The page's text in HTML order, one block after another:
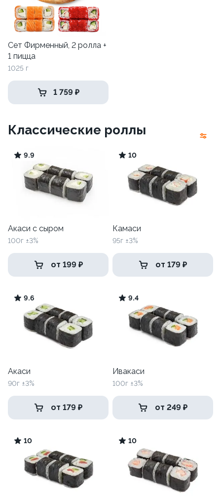
Сет Фирменный, 2 ролла +
1 пицца
1025 г
1 759 ₽
Классические роллы
9.9
Акаси с сыром
100г ±3%
от 199 ₽
10
Камаси
95г ±3%
от 179 ₽
9.6
Акаси
90г ±3%
от 179 ₽
9.4
Ивакаси
100г ±3%
от 249 ₽
10 10